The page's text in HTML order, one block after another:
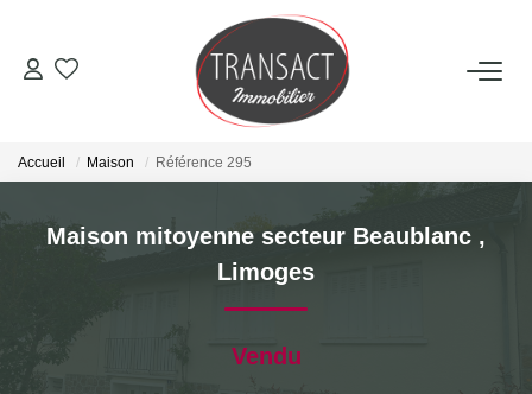
ACCUEIL
LOUER
Accueil Maison Référence 295
Maison mitoyenne secteur Beaublanc ,
Limoges
Vendu